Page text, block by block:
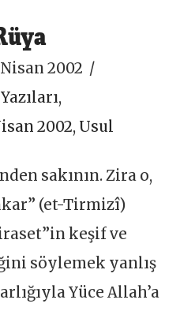
2002
,
2002, Usul
sakının. Zira o,
(et-Tirmizî)
keşif ve
söylemek yanlış
Yüce Allah’a